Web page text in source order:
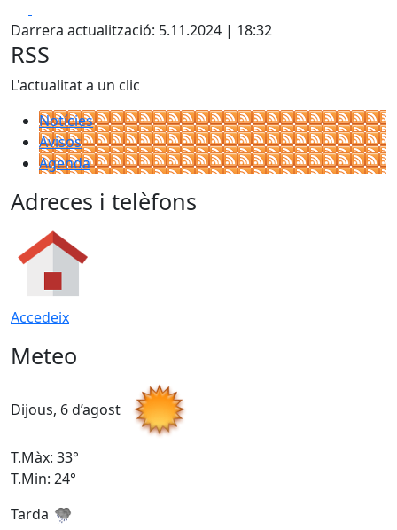
+
−
Darrera actualització: 5.11.2024 | 18:32
RSS
L'actualitat a un clic
Notícies
Avisos
Agenda
Adreces i telèfons
Accedeix
Meteo
Dijous, 6 d’agost
T.Màx: 33°
T.Min: 24°
Tarda